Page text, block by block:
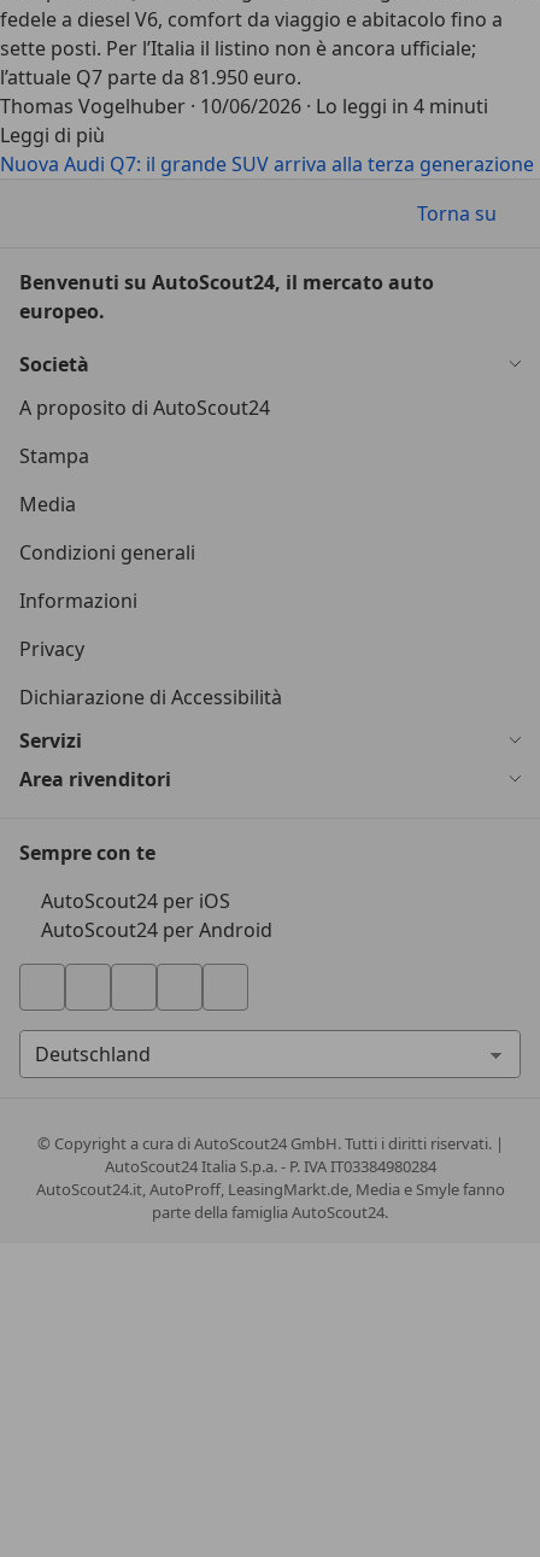
fedele a diesel V6, comfort da viaggio e abitacolo fino a
sette posti. Per l’Italia il listino non è ancora ufficiale;
l’attuale Q7 parte da 81.950 euro.
Thomas Vogelhuber · 10/06/2026 · Lo leggi in 4 minuti
Leggi di più
Nuova Audi Q7: il grande SUV arriva alla terza generazione
Torna su
Benvenuti su AutoScout24, il mercato auto
europeo.
Società
A proposito di AutoScout24
Stampa
Media
Condizioni generali
Informazioni
Privacy
Dichiarazione di Accessibilità
Servizi
Area rivenditori
Sempre con te
AutoScout24 per iOS
AutoScout24 per Android
© Copyrighta cura di AutoScout24 GmbH. Tutti i diritti riservati. |
AutoScout24 Italia S.p.a. - P. IVA IT03384980284
AutoScout24.it, AutoProff, LeasingMarkt.de, Media e Smyle fanno
parte della famiglia AutoScout24.